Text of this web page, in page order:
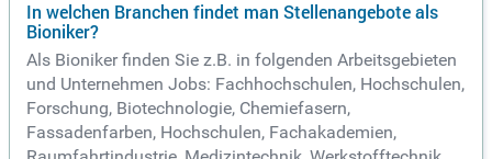
In welchen Branchen findet man Stellenangebote als
Bioniker?
Als Bioniker finden Sie z.B. in folgenden Arbeitsgebieten
und Unternehmen Jobs: Fachhochschulen, Hochschulen,
Forschung, Biotechnologie, Chemiefasern,
Fassadenfarben, Hochschulen, Fachakademien,